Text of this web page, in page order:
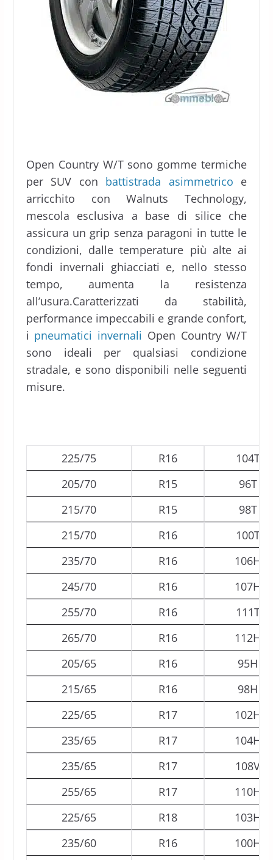
Open Country W/T sono gomme termiche
per SUV con battistrada asimmetrico e
arricchito con Walnuts Technology,
mescola esclusiva a base di silice che
assicura un grip senza paragoni in tutte le
condizioni, dalle temperature più alte ai
fondi invernali ghiacciati e, nello stesso
tempo, aumenta la resistenza
all’usura.Caratterizzati da stabilità,
performance impeccabili e grande confort,
i pneumatici invernali Open Country W/T
sono ideali per qualsiasi condizione
stradale, e sono disponibili nelle seguenti
misure.
225/75 R16
104T
205/70
R15
96T
215/70
R15
98T
215/70
R16
100T
235/70
R16
106H
245/70
R16
107H
255/70
R16
111T
265/70
R16
112H
205/65
R16
95H
215/65
R16
98H
225/65
R17
102H
235/65
R17
104H
235/65
R17
108V
255/65
R17
110H
225/65
R18
103H
235/60
R16
100H